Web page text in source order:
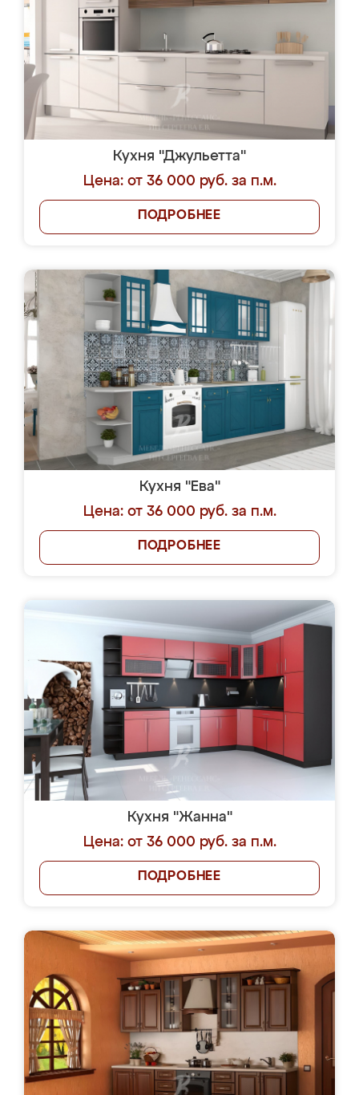
Кухня "Джульетта"
Цена: от 36 000 руб. за п.м.
ПОДРОБНЕЕ
Кухня "Ева"
Цена: от 36 000 руб. за п.м.
ПОДРОБНЕЕ
Кухня "Жанна"
Цена: от 36 000 руб. за п.м.
ПОДРОБНЕЕ